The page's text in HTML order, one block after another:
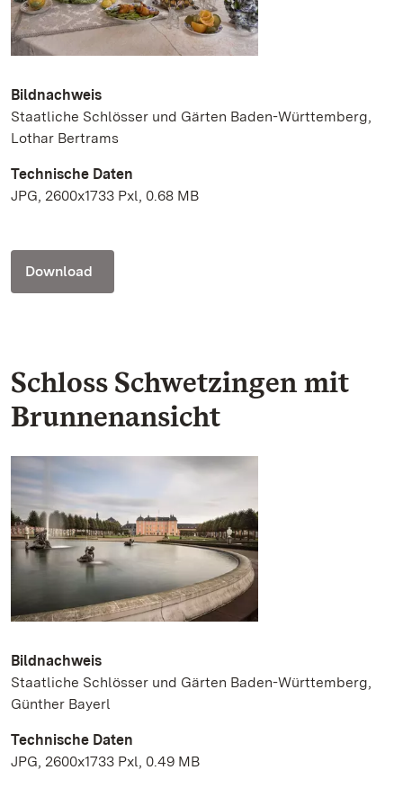
Bildnachweis
Staatliche Schlösser und Gärten Baden-Württemberg,
Lothar Bertrams
Technische Daten
JPG, 2600x1733 Pxl, 0.68 MB
Download
Schloss Schwetzingen mit
Brunnenansicht
Bildnachweis
Staatliche Schlösser und Gärten Baden-Württemberg,
Günther Bayerl
Technische Daten
JPG, 2600x1733 Pxl, 0.49 MB